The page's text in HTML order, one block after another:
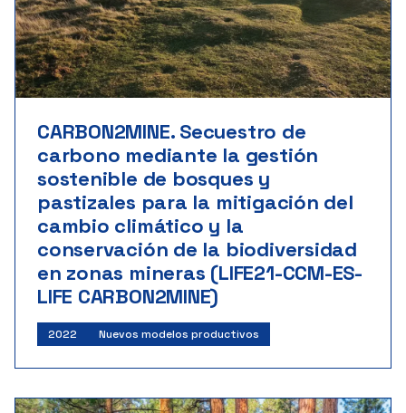
CARBON2MINE. Secuestro de
carbono mediante la gestión
sostenible de bosques y
pastizales para la mitigación del
cambio climático y la
conservación de la biodiversidad
en zonas mineras (LIFE21-CCM-ES-
LIFE CARBON2MINE)
2022 Nuevos modelos productivos